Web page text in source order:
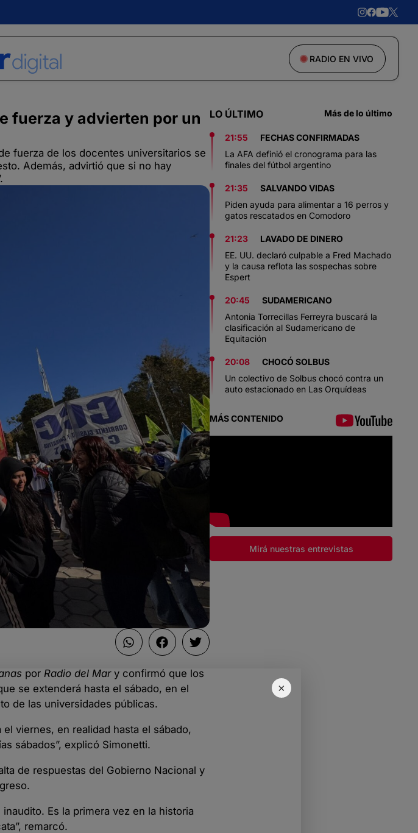
RADIO EN VIVO
×
fuerza y advierten por un
fuerza de los docentes universitarios se
Además, advirtió que si no hay
por Radio del Mar y confirmó que los
se extenderá hasta el sábado, en el
de las universidades públicas.
viernes, en realidad hasta el sábado,
sábados”, explicó Simonetti.
de respuestas del Gobierno Nacional y
Es la primera vez en la historia
remarcó.
LO ÚLTIMO Más de lo último
21:55
FECHAS CONFIRMADAS
La AFA definió el cronograma para las
finales del fútbol argentino
21:35
SALVANDO VIDAS
Piden ayuda para alimentar a 16 perros y
gatos rescatados en Comodoro
21:23
LAVADO DE DINERO
EE. UU. declaró culpable a Fred Machado
y la causa reflota las sospechas sobre
Espert
20:45
SUDAMERICANO
Antonia Torrecillas Ferreyra buscará la
clasificación al Sudamericano de
Equitación
20:08
CHOCÓ SOLBUS
Un colectivo de Solbus chocó contra un
auto estacionado en Las Orquídeas
MÁS CONTENIDO
Mirá nuestras entrevistas